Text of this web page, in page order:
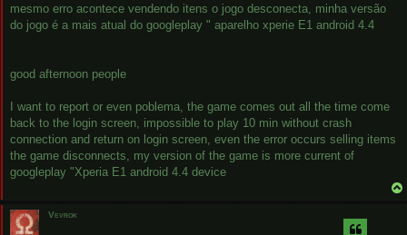
mesmo erro acontece vendendo itens o jogo desconecta, minha versão
do jogo é a mais atual do googleplay " aparelho xperie E1 android 4.4
good afternoon people
I want to report or even poblema, the game comes out all the time come
back to the login screen, impossible to play 10 min without crash
connection and return on login screen, even the error occurs selling items
the game disconnects, my version of the game is more current of
googleplay "Xperia E1 android 4.4 device
Vevrok